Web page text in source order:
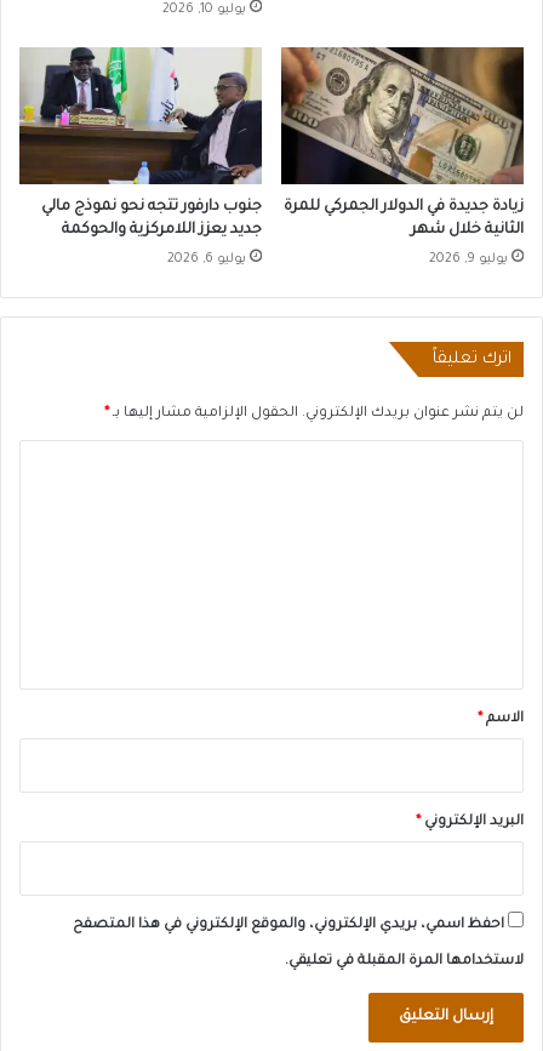
يوليو 10, 2026
زيادة جديدة في الدولار الجمركي للمرة
الثانية خلال شهر
يوليو 9, 2026
جنوب دارفور تتجه نحو نموذج مالي
جديد يعزز اللامركزية والحوكمة
يوليو 6, 2026
اترك تعليقاً
لن يتم نشر عنوان بريدك الإلكتروني. الحقول الإلزامية مشار إليها بـ*
*الاسم*
البريد الإلكتروني*
احفظ اسمي، بريدي الإلكتروني، والموقع الإلكتروني في هذا المتصفح
لاستخدامها المرة المقبلة في تعليقي.